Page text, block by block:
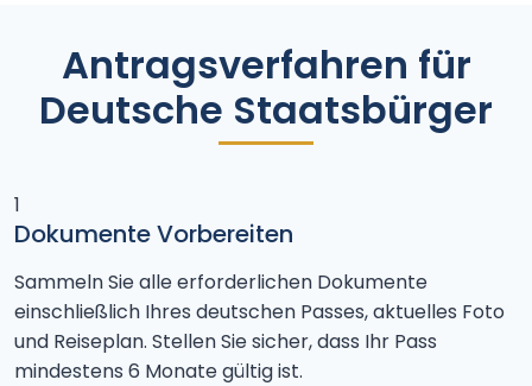
Antragsverfahren für
Deutsche Staatsbürger
1
Dokumente Vorbereiten
Sammeln Sie alle erforderlichen Dokumente
einschließlich Ihres deutschen Passes, aktuelles Foto
und Reiseplan. Stellen Sie sicher, dass Ihr Pass
mindestens 6 Monate gültig ist.